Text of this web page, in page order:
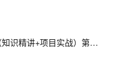
）
全面讲解Spring Cloud Alibaba技术栈（知识精讲+项目实战）第三阶段